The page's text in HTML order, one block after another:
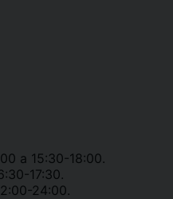
a 15:30-18:00.
17:30.
24:00.